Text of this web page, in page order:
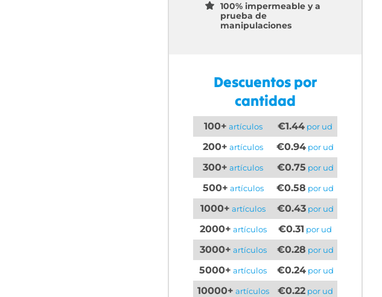
100% impermeable y a
prueba de
manipulaciones
Descuentos por
cantidad
100+ artículos €1.44 por ud
200+ artículos €0.94 por ud
300+ artículos €0.75 por ud
500+ artículos €0.58 por ud
1000+ artículos €0.43por ud
2000+ artículos €0.31 por ud
3000+ artículos €0.28 por ud
5000+ artículos €0.24por ud
10000+ artículos €0.22por ud